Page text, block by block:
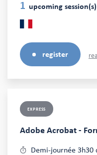
1 upcoming
register
EXPRESS
Adobe Acrobat -
Demi-journée 3h30